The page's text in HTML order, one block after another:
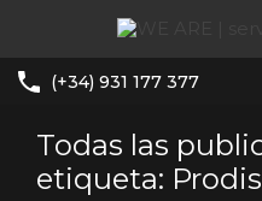
(+34) 931 177 377
Todas las
etiqueta: